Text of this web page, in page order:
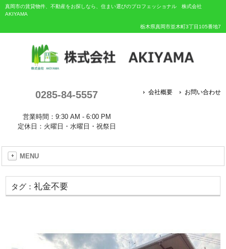
真岡市の賃貸物件、不動産をお探しなら、住まい選びのプロフェッショナル 株式会社
AKIYAMA
栃木県真岡市並木町3丁目105番地7
0285-84-5557
営業時間：9:30 AM - 6:00 PM
定休日：火曜日・水曜日・祝祭日
会社概要 お問い合わせ
MENU
タグ：礼金不要